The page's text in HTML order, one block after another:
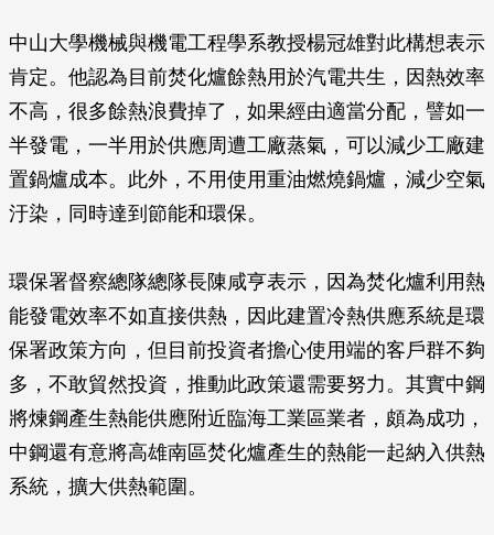
中山大學機械與機電工程學系教授楊冠雄對此構想表示
肯定。他認為目前焚化爐餘熱用於汽電共生，因熱效率
不高，很多餘熱浪費掉了，如果經由適當分配，譬如一
半發電，一半用於供應周遭工廠蒸氣，可以減少工廠建
置鍋爐成本。此外，不用使用重油燃燒鍋爐，減少空氣
汙染，同時達到節能和環保。
環保署督察總隊總隊長陳咸亨表示，因為焚化爐利用熱
能發電效率不如直接供熱，因此建置冷熱供應系統是環
保署政策方向，但目前投資者擔心使用端的客戶群不夠
多，不敢貿然投資，推動此政策還需要努力。其實中鋼
將煉鋼產生熱能供應附近臨海工業區業者，頗為成功，
中鋼還有意將高雄南區焚化爐產生的熱能一起納入供熱
系統，擴大供熱範圍。